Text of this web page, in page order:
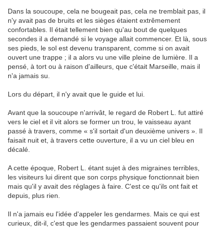
Dans la soucoupe, cela ne bougeait pas, cela ne tremblait pas, il
n'y avait pas de bruits et les sièges étaient extrêmement
confortables. Il était tellement bien qu'au bout de quelques
secondes il a demandé si le voyage allait commencer. Et là, sous
ses pieds, le sol est devenu transparent, comme si on avait
ouvert une trappe ; il a alors vu une ville pleine de lumière. Il a
pensé, à tort ou à raison d'ailleurs, que c'était Marseille, mais il
n'a jamais su.
Lors du départ, il n'y avait que le guide et lui.
Avant que la soucoupe n'arrivât, le regard de Robert L. fut attiré
vers le ciel et il vit alors se former un trou, le vaisseau ayant
passé à travers, comme « s'il sortait d'un deuxième univers ». Il
faisait nuit et, à travers cette ouverture, il a vu un ciel bleu en
décalé.
A cette époque, Robert L. étant sujet à des migraines terribles,
les visiteurs lui dirent que son corps physique fonctionnait bien
mais qu'il y avait des réglages à faire. C'est ce qu'ils ont fait et
depuis, plus rien.
Il n'a jamais eu l'idée d'appeler les gendarmes. Mais ce qui est
curieux, dit-il, c'est que les gendarmes passaient souvent pour